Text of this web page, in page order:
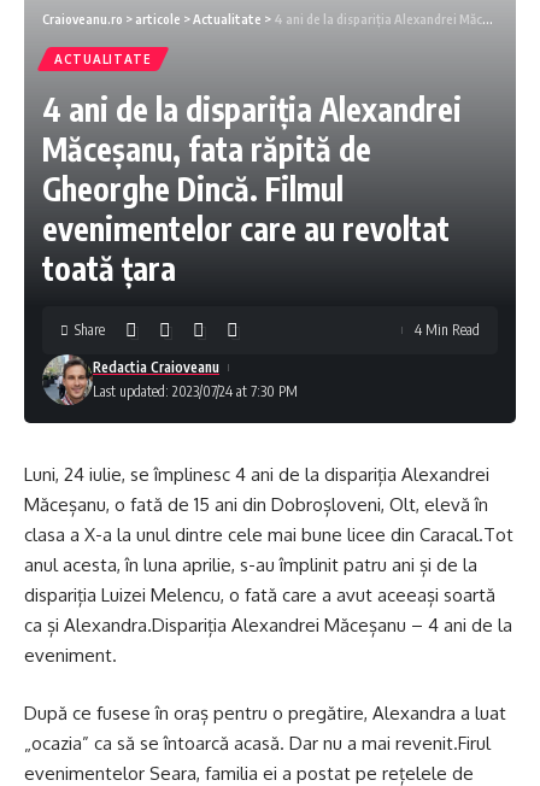
Craioveanu.ro > articole >Actualitate > 4 ani de la dispariția Alexandrei Măceșanu, fata răpită de Gheorghe Dincă. Filmul evenimentelor care au revoltat toată țara
ACTUALITATE
4 ani de la dispariția Alexandrei
Măceșanu, fata răpită de
Gheorghe Dincă. Filmul
evenimentelor care au revoltat
toată țara
Last updated: 2023/07/24 at 7:30 PM
Redactia Craioveanu
Share 4 Min Read
Luni, 24 iulie, se împlinesc 4 ani de la dispariția Alexandrei
Măceșanu, o fată de 15 ani din Dobroșloveni, Olt, elevă în
clasa a X-a la unul dintre cele mai bune licee din Caracal.Tot
anul acesta, în luna aprilie, s-au împlinit patru ani și de la
dispariția Luizei Melencu, o fată care a avut aceeași soartă
ca și Alexandra.Dispariția Alexandrei Măceșanu – 4 ani de la
eveniment.
După ce fusese în oraș pentru o pregătire, Alexandra a luat
„ocazia” ca să se întoarcă acasă. Dar nu a mai revenit.Firul
evenimentelor Seara, familia ei a postat pe rețelele de